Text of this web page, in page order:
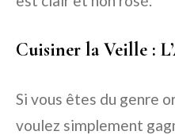
Cuisiner la Veille :
Si vous êtes du genre
voulez simplement